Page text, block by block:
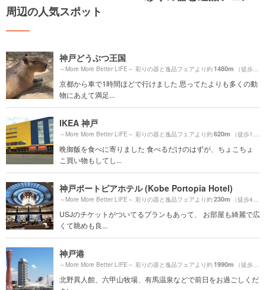
周辺の人気スポット
神戸どうぶつ王国
～More More Better LIFE～ 彩りの器と逸品フェアより約1480m （徒歩25分）
京都から車で1時間ほどで行けました 思ってたよりも多くの動
物にあえて満足...
IKEA 神戸
～More More Better LIFE～ 彩りの器と逸品フェアより約620m （徒歩11分）
晩御飯を食べに寄りました 食べるだけのはずが、ちょこちょ
こ買い物もしてし...
神戸ポートピアホテル (Kobe Portopia Hotel)
～More More Better LIFE～ 彩りの器と逸品フェアより約230m （徒歩4分）
USJのチケットがついてるプランもあって、 お部屋も綺麗で広
くて眺めも良...
神戸港
～More More Better LIFE～ 彩りの器と逸品フェアより約1990m （徒歩34分）
北野異人館、六甲山牧場、有馬温泉などで前日をお過ごしくだ